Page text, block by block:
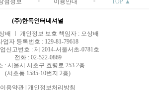
(주)한독인터네셔널
배 ㅣ 개인정보 보호 책임자 : 오상배
업자 등록번호 : 129-81-79618
신고번호 : 제 2014-서울서초-0781호
전화 : 02-522-0869
: 서울시 서초구 효령로 253 2층
(서초동 1585-10번지 2층)
이용약관 | 개인정보처리방침